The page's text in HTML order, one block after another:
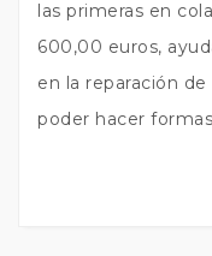
las primeras en
600,00 euros,
en la reparación
poder hacer